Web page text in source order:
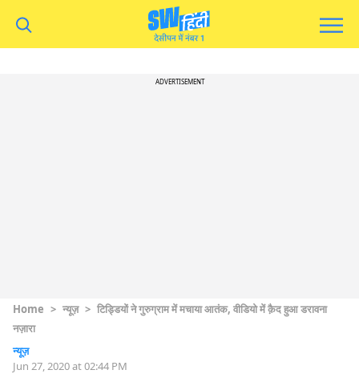
ADVERTISEMENT
Home > न्यूज़ > टिड्डियों ने गुरुग्राम में मचाया आतंक, वीडियो में क़ैद हुआ डरावना
नज़ारा
न्यूज़
Jun 27, 2020 at 02:44 PM